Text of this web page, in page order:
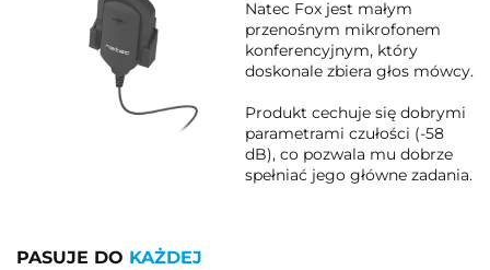
Natec Fox jest małym
przenośnym mikrofonem
konferencyjnym, który
doskonale zbiera głos mówcy.
Produkt cechuje się dobrymi
parametrami czułości (-58
dB), co pozwala mu dobrze
spełniać jego główne zadania.
PASUJE DO KAŻDEJ